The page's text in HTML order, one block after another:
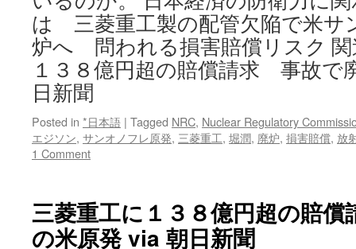
は 三菱重工製の配管欠陥で米サ
炉へ 問われる損害賠償リスク
１３８億円超の賠償請求 事故で
日新聞
Posted in *日本語 | Tagged NRC, Nuclear Regulatory
エジソン, サンオノフレ原発, 三菱重工, 堀潤, 廃炉, 損害賠償, 放
1 Comment
三菱重工に１３８億円超の賠
の米原発 via 朝日新聞